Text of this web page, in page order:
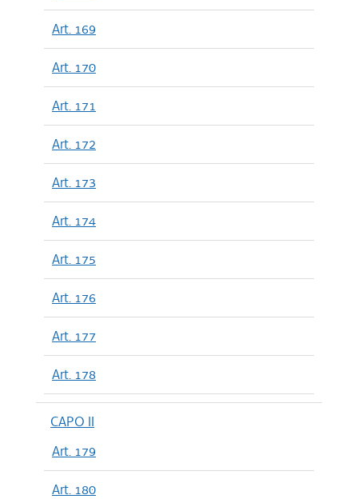
Art. 169
Art. 170
Art. 171
Art. 172
Art. 173
Art. 174
Art. 175
Art. 176
Art. 177
Art. 178
CAPO II
Art. 179
Art. 180